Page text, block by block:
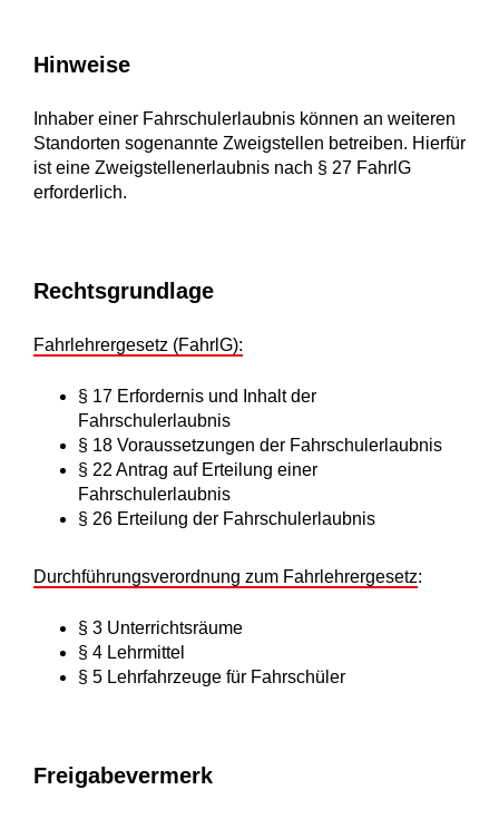
Hinweise
Inhaber einer Fahrschulerlaubnis können an weiteren
Standorten sogenannte Zweigstellen betreiben. Hierfür
ist eine Zweigstellenerlaubnis nach § 27 FahrlG
erforderlich.
Rechtsgrundlage
Fahrlehrergesetz (FahrlG):
§ 17 Erfordernis und Inhalt der
Fahrschulerlaubnis
§ 18 Voraussetzungen der Fahrschulerlaubnis
§ 22 Antrag auf Erteilung einer
Fahrschulerlaubnis
§ 26 Erteilung der Fahrschulerlaubnis
Durchführungsverordnung zum Fahrlehrergesetz:
§ 3 Unterrichtsräume
§ 4 Lehrmittel
§ 5 Lehrfahrzeuge für Fahrschüler
Freigabevermerk